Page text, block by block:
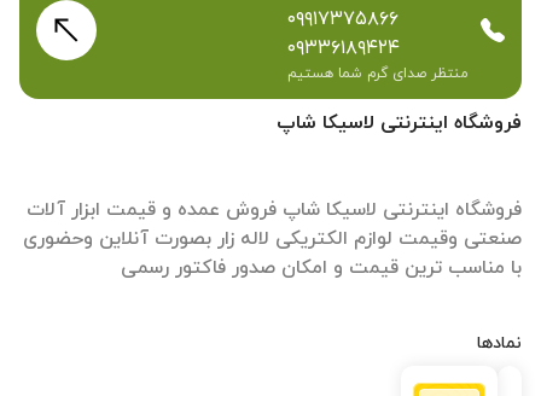
فروشگاه اینترنتی لاسیکا شاپ
فروشگاه اینترنتی لاسیکا شاپ فروش عمده و قیمت ابزار آلات
صنعتی وقیمت لوازم الکتریکی لاله زار بصورت آنلاین وحضوری
با مناسب ترین قیمت و امکان صدور فاکتور رسمی
نمادها
۰۹۹۱۷۳۷۵۸۶۶
۰۹۳۳۶۱۸۹۴۲۴
منتظر صدای گرم شما هستیم